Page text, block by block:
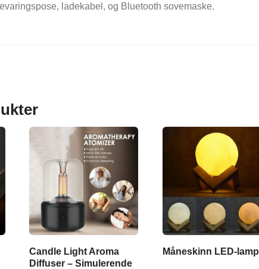
ladekabel, og Bluetooth sovemaske.
Candle Light Aroma
Diffuser – Simulerende
Måneskinn LED-